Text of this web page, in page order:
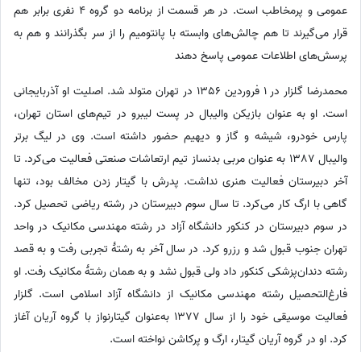
عمومی و پرمخاطب است. در هر قسمت از برنامه دو گروه 4 نفری برابر هم
قرار می‌گیرند تا هم چالش‌های وابسته با پانتومیم را از سر بگذرانند و هم به
پرسش‌های اطلاعات عمومی پاسخ دهند
محمدرضا گلزار در 1 فروردین 1356 در تهران متولد شد. اصلیت او آذربایجانی
است. او به عنوان بازیکن والیبال در پست لیبرو در تیم‌های استان تهران،
پارس خودرو، شیشه و گاز و دیهیم حضور داشته است. وی در لیگ برتر
والیبال 1387 به عنوان مربی بدنساز تیم ارتعاشات صنعتی فعالیت می‌کرد. تا
آخر دبیرستان فعالیت هنری نداشت. پدرش با گیتار زدن مخالف بود، تنها
گاهی با ارگ کار می‌کرد. تا سال سوم دبیرستان در رشته ریاضی تحصیل کرد.
در سوم دبیرستان در کنکور دانشگاه آزاد در رشته مهندسی مکانیک در واحد
تهران جنوب قبول شد و رزرو کرد. در سال آخر به رشتهٔ تجربی رفت و به قصد
رشته دندان‌پزشکی کنکور داد ولی قبول نشد و به همان رشتهٔ مکانیک رفت. او
فارغ‌التحصیل رشته مهندسی مکانیک از دانشگاه آزاد اسلامی است. گلزار
فعالیت موسیقی خود را از سال 1377 به‌عنوان گیتارنواز با گروه آریان آغاز
کرد. او در گروه آریان گیتار، ارگ و پرکاشن نواخته است.